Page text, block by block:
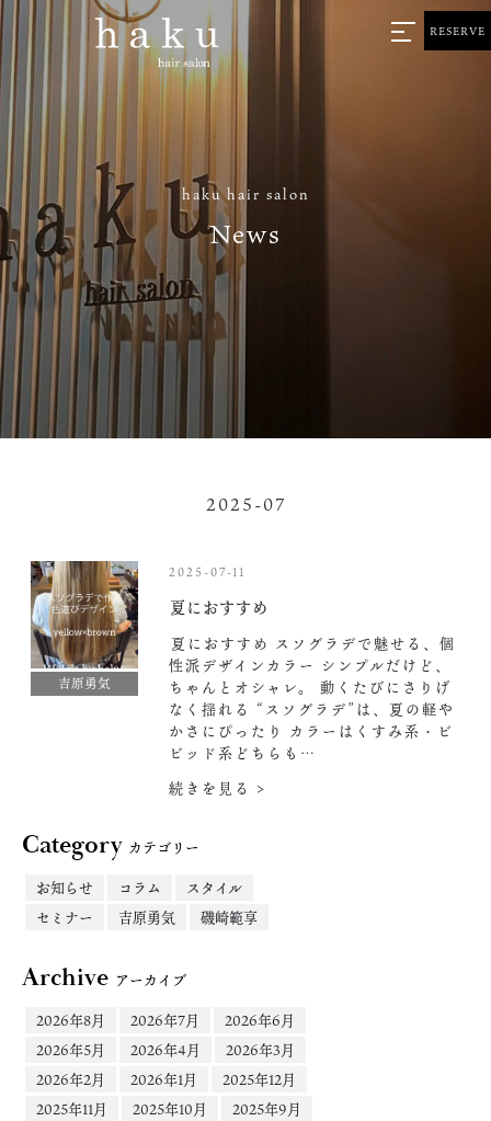
haku hair salon
News
RESERVE
2025-07
吉原勇気
2025-07-11
️夏におすすめ
️夏におすすめ スソグラデで魅せる、個
性派デザインカラー シンプルだけど、
ちゃんとオシャレ。 動くたびにさりげ
なく揺れる “スソグラデ”は、夏の軽や
かさにぴったり カラーはくすみ系・ビ
ビッド系どちらも…
続きを見る >
Categoryカテゴリー
お知らせ
コラム
スタイル
セミナー
吉原勇気 磯崎範享
Archive アーカイブ
2026年8月
2026年7月
2026年6月
2026年5月
2026年4月
2026年3月
2026年2月
2026年1月
2025年12月
2025年11月
2025年10月
2025年9月